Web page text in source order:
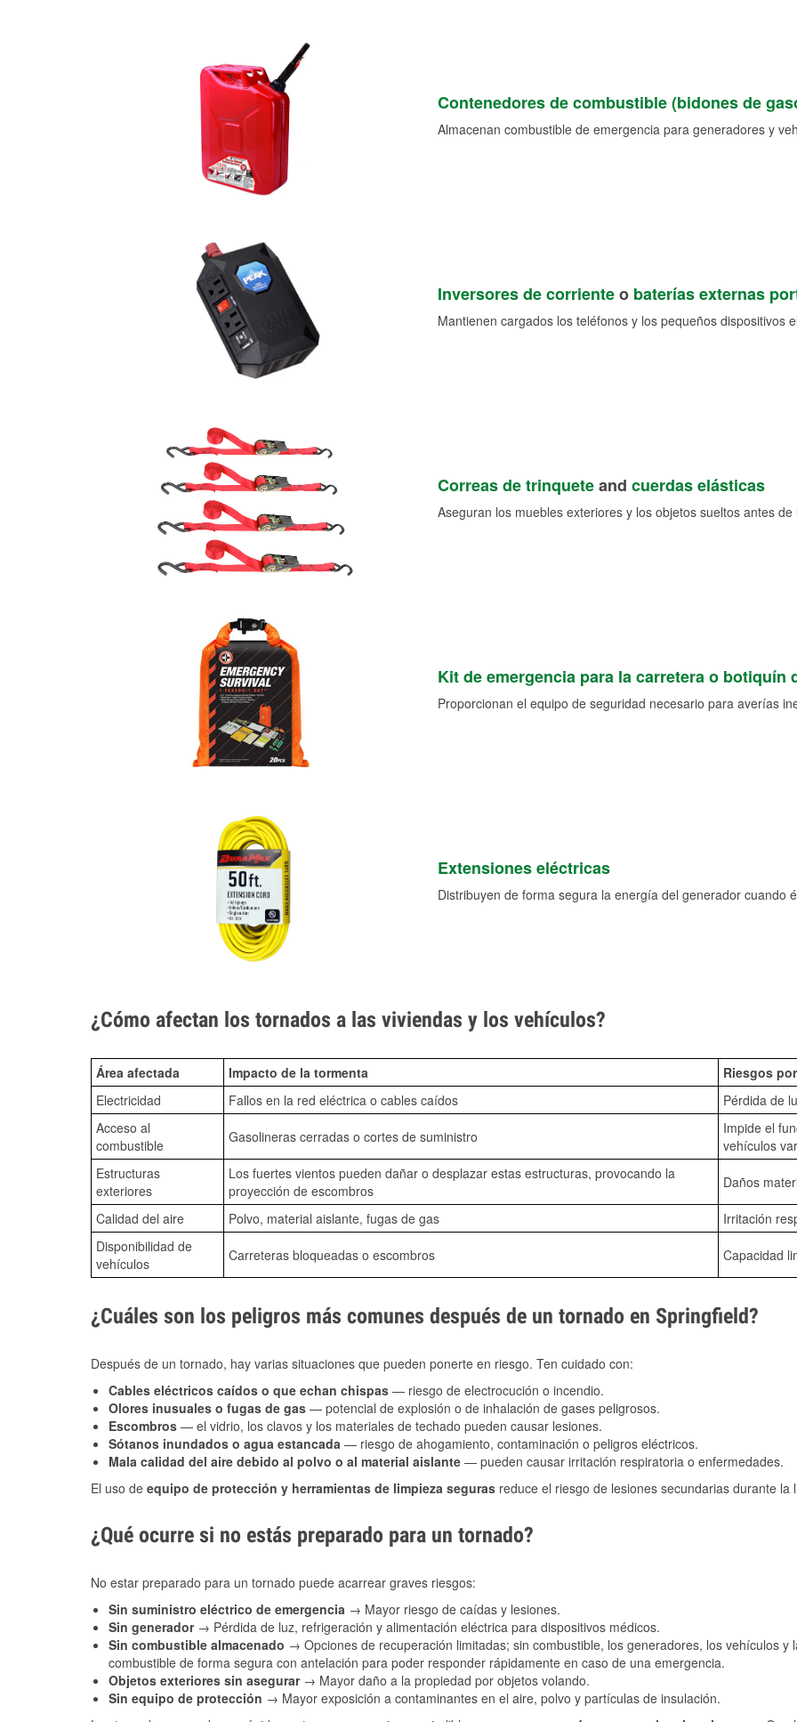
Contenedores de combustible (bidones de
Almacenan combustible de emergencia para generadores y
Inversores de corrienteo baterías externas
Mantienen cargados los teléfonos y los pequeños dispositivos
Correas de trinqueteand cuerdas elásticas
Aseguran los muebles exteriores y los objetos sueltos antes
Kit de emergencia para la carretera o botiquín
Proporcionan el equipo de seguridad necesario para averías
Extensiones eléctricas
Distribuyen de forma segura la energía del generador cuando
¿Cómo afectan los tornados a las viviendas y los vehículos?
Área afectada Impacto de la tormenta
Riesgos
Electricidad
Fallos en la red eléctrica o cables caídos
Pérdida de
Acceso al
combustible
Gasolineras cerradas o cortes de suministro
Impide el
vehículos
Estructuras
exteriores
Los fuertes vientos pueden dañar o desplazar estas estructuras, provocando la
proyección de escombros
Daños
Calidad del aire Polvo, material aislante, fugas de gas
Irritación
Disponibilidad de
vehículos
Carreteras bloqueadas o escombros Capacidad
¿Cuáles son los peligros más comunes después de un tornado en Springfield?
Después de un tornado, hay varias situaciones que pueden ponerte en riesgo. Ten cuidado con:
Cables eléctricos caídos o que echan chispas — riesgo de electrocución o incendio.
Olores inusuales o fugas de gas — potencial de explosión o de inhalación de gases peligrosos.
Escombros — el vidrio, los clavos y los materiales de techado pueden causar lesiones.
Sótanos inundados o agua estancada — riesgo de ahogamiento, contaminación o peligros eléctricos.
Mala calidad del aire debido al polvo o al material aislante — pueden causar irritación respiratoria o enfermedades.
El uso de equipo de protección y herramientas de limpieza seguras reduce el riesgo de lesiones secundarias durante la
¿Qué ocurre si no estás preparado para un tornado?
No estar preparado para un tornado puede acarrear graves riesgos:
Sin suministro eléctrico de emergencia → Mayor riesgo de caídas y lesiones.
Sin generador → Pérdida de luz, refrigeración y alimentación eléctrica para dispositivos médicos.
Sin combustible almacenado → Opciones de recuperación limitadas; sin combustible, los generadores, los vehículos
combustible de forma segura con antelación para poder responder rápidamente en caso de una emergencia.
Objetos exteriores sin asegurar → Mayor daño a la propiedad por objetos volando.
Sin equipo de protección → Mayor exposición a contaminantes en el aire, polvo y partículas de insulación.